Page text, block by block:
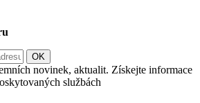
novinek, aktualit. Získejte informace
službách